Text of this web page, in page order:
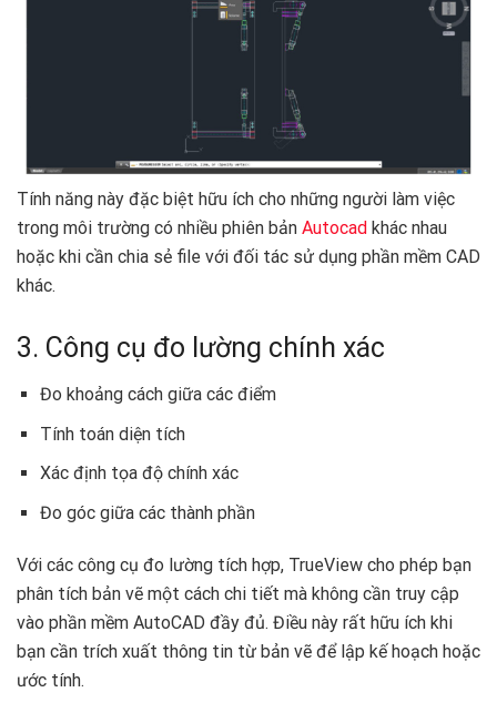
Tính năng này đặc biệt hữu ích cho những người làm việc
trong môi trường có nhiều phiên bản Autocad khác nhau
hoặc khi cần chia sẻ file với đối tác sử dụng phần mềm CAD
khác.
3. Công cụ đo lường chính xác
Đo khoảng cách giữa các điểm
Tính toán diện tích
Xác định tọa độ chính xác
Đo góc giữa các thành phần
Với các công cụ đo lường tích hợp, TrueView cho phép bạn
phân tích bản vẽ một cách chi tiết mà không cần truy cập
vào phần mềm AutoCAD đầy đủ. Điều này rất hữu ích khi
bạn cần trích xuất thông tin từ bản vẽ để lập kế hoạch hoặc
ước tính.